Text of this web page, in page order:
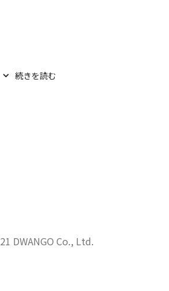
続きを読む
DWANGO Co., Ltd.